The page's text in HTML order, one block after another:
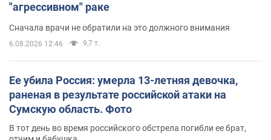
"агрессивном" раке
Сначала врачи не обратили на это должного внимания
6.08.2026 12:46 9,7 т.
Ее убила Россия: умерла 13-летняя девочка,
раненая в результате российской атаки на
Сумскую область. Фото
В тот день во время российского обстрела погибли ее брат,